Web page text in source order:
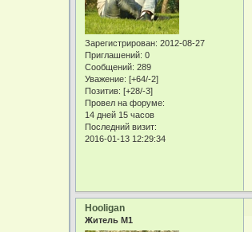
Зарегистрирован: 2012-08-27
Приглашений: 0
Сообщений: 289
Уважение: [+64/-2]
Позитив: [+28/-3]
Провел на форуме:
14 дней 15 часов
Последний визит:
2016-01-13 12:29:34
Hooligan
Житель М1